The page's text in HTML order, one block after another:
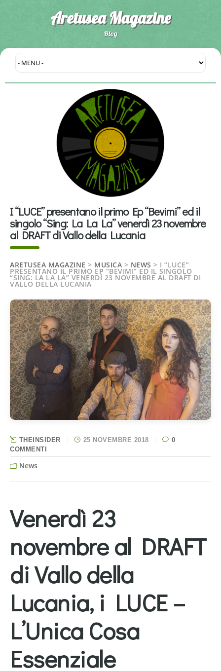
Aretusea Magazine
Blog
I “LUCE” presentano il primo Ep “Bevimi” ed il
singolo “Sing: La La La” venerdì 23 novembre
al DRAFT di Vallo della Lucania
ARETUSEA MAGAZINE > MUSICA > NEWS > I “LUCE”
PRESENTANO IL PRIMO EP “BEVIMI” ED IL SINGOLO
“SING: LA LA LA” VENERDÌ 23 NOVEMBRE AL DRAFT DI
VALLO DELLA LUCANIA
THEINSIDER 25 NOVEMBRE 2018
0
COMMENTI
News
Venerdì 23
novembre al DRAFT
di Vallo della
Lucania, i LUCE –
L’Unica Cosa
Essenziale